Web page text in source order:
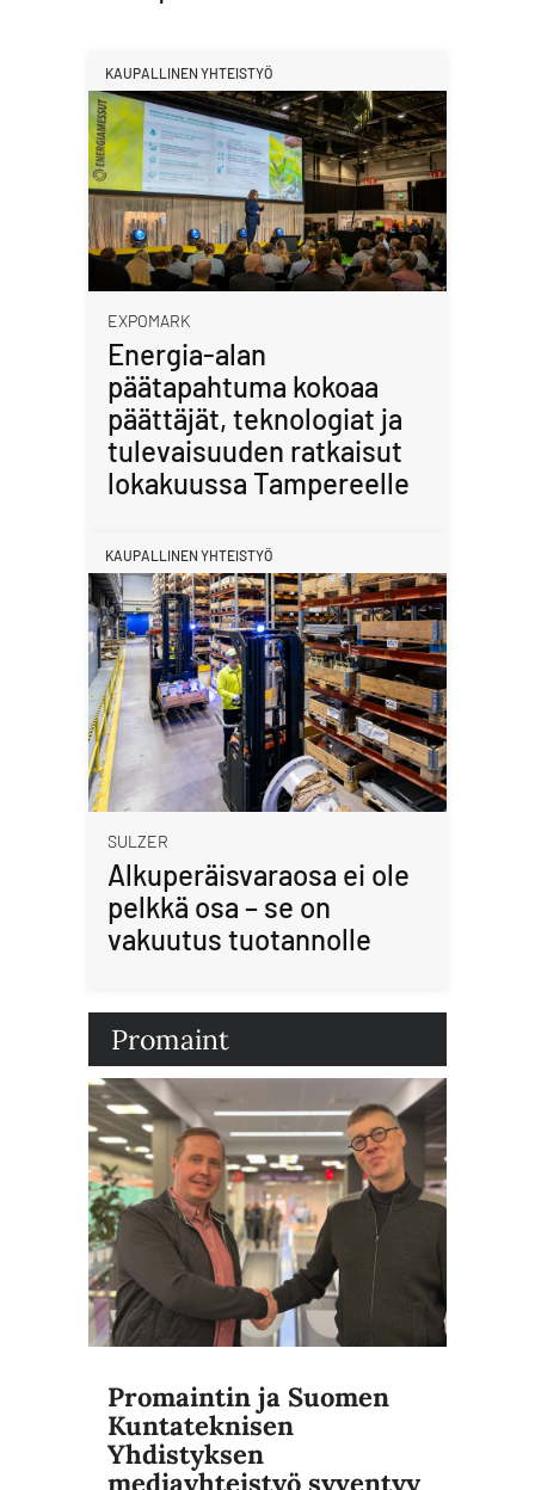
KAUPALLINEN YHTEISTYÖ
EXPOMARK
Energia-alan
päätapahtuma kokoaa
päättäjät, teknologiat ja
tulevaisuuden ratkaisut
lokakuussa Tampereelle
KAUPALLINEN YHTEISTYÖ
SULZER
Alkuperäisvaraosa ei ole
pelkkä osa – se on
vakuutus tuotannolle
Promaint
Promaintin ja Suomen
Kuntateknisen
Yhdistyksen